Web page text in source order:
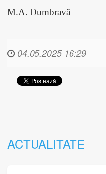
M.A. Dumbravă
04.05.2025 16:29
ACTUALITATE